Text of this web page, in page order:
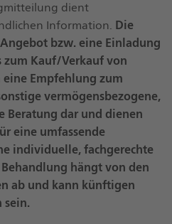
dient
Information. Die
bzw. eine Einladung
zum Kauf/Verkauf von
Empfehlung zum
vermögensbezogene,
Beratung dar und dienen
eine umfassende
individuelle, fachgerechte
hängt von den
ab und kann künftigen
sein.